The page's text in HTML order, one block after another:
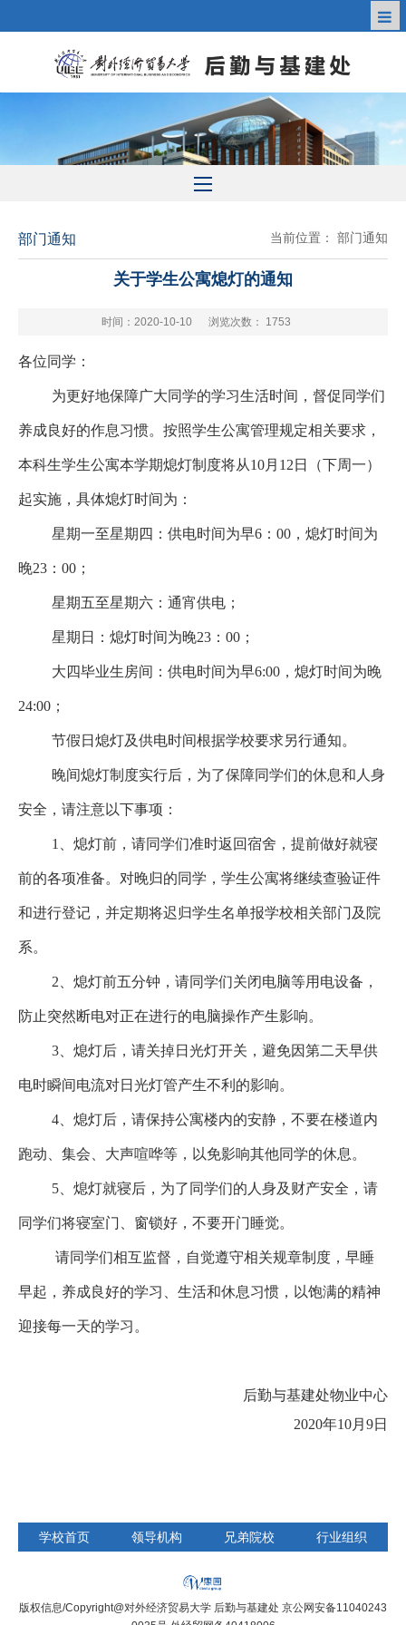
部门通知 当前位置： 部门通知
关于学生公寓熄灯的通知
时间：2020-10-10 浏览次数： 1753
各位同学：
为更好地保障广大同学的学习生活时间，督促同学们
养成良好的作息习惯。按照学生公寓管理规定相关要求，
本科生学生公寓本学期熄灯制度将从10月12日（下周一）
起实施，具体熄灯时间为：
星期一至星期四：供电时间为早6：00，熄灯时间为
晚23：00；
星期五至星期六：通宵供电；
星期日：熄灯时间为晚23：00；
大四毕业生房间：供电时间为早6:00，熄灯时间为晚
24:00；
节假日熄灯及供电时间根据学校要求另行通知。
晚间熄灯制度实行后，为了保障同学们的休息和人身
安全，请注意以下事项：
1、熄灯前，请同学们准时返回宿舍，提前做好就寝
前的各项准备。对晚归的同学，学生公寓将继续查验证件
和进行登记，并定期将迟归学生名单报学校相关部门及院
系。
2、熄灯前五分钟，请同学们关闭电脑等用电设备，
防止突然断电对正在进行的电脑操作产生影响。
3、熄灯后，请关掉日光灯开关，避免因第二天早供
电时瞬间电流对日光灯管产生不利的影响。
4、熄灯后，请保持公寓楼内的安静，不要在楼道内
跑动、集会、大声喧哗等，以免影响其他同学的休息。
5、熄灯就寝后，为了同学们的人身及财产安全，请
同学们将寝室门、窗锁好，不要开门睡觉。
请同学们相互监督，自觉遵守相关规章制度，早睡
早起，养成良好的学习、生活和休息习惯，以饱满的精神
迎接每一天的学习。
后勤与基建处物业中心
2020年10月9日
学校首页 领导机构 兄弟院校 行业组织
版权信息/Copyright@对外经济贸易大学 后勤与基建处 京公网安备11040243